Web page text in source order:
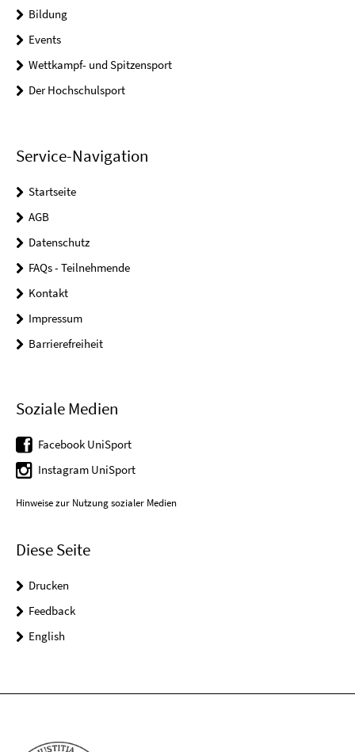
Bildung
Events
Wettkampf- und Spitzensport
Der Hochschulsport
Service-Navigation
Startseite
AGB
Datenschutz
FAQs - Teilnehmende
Kontakt
Impressum
Barrierefreiheit
Soziale Medien
Facebook UniSport
Instagram UniSport
Hinweise zur Nutzung sozialer Medien
Diese Seite
Drucken
Feedback
English